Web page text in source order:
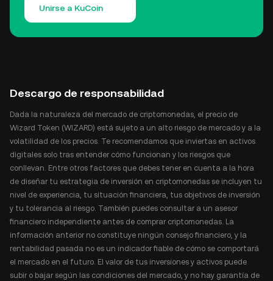
Unirse a KuCoin
Descargo de responsabilidad
Dada la naturaleza del mercado de criptomonedas, el precio de
Wizard Token (WIZARD) está sujeto a un alto riesgo de mercado y a la
volatilidad de los precios. Te recomendamos que inviertas en activos
digitales solo tras entender cómo funcionan y los riesgos que
conllevan. Entre otros factores que debes tener en cuenta a la hora
de diseñar tu estrategia de inversión en criptomonedas se incluyen tu
nivel de experiencia, tu situación financiera, tus objetivos de inversión
y tu tolerancia al riesgo. También puedes consultar a un asesor
financiero independiente antes de comprar criptomonedas. La
información anterior no constituye ningún consejo financiero, y la
rentabilidad pasada no es un indicador fiable de cómo se comportará
el mercado en el futuro. El valor de tus inversiones y activos puede
subir o bajar según las condiciones del mercado, y no hay garantía de